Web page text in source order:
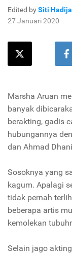
Edited bySiti
27 Januari 2020
Marsha Aruan
banyak
berakting, gadis
hubungannya
dan Ahmad
Sosoknya yang
kagum. Apalagi
tidak pernah
beberapa artis
kemolekan
Selain jago